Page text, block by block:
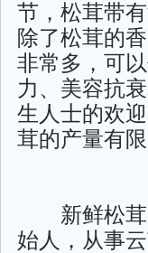
节，松茸带
除了松茸的
非常多，可
力、美容抗
生人士的欢
茸的产量有
新鲜松茸
始人，从事